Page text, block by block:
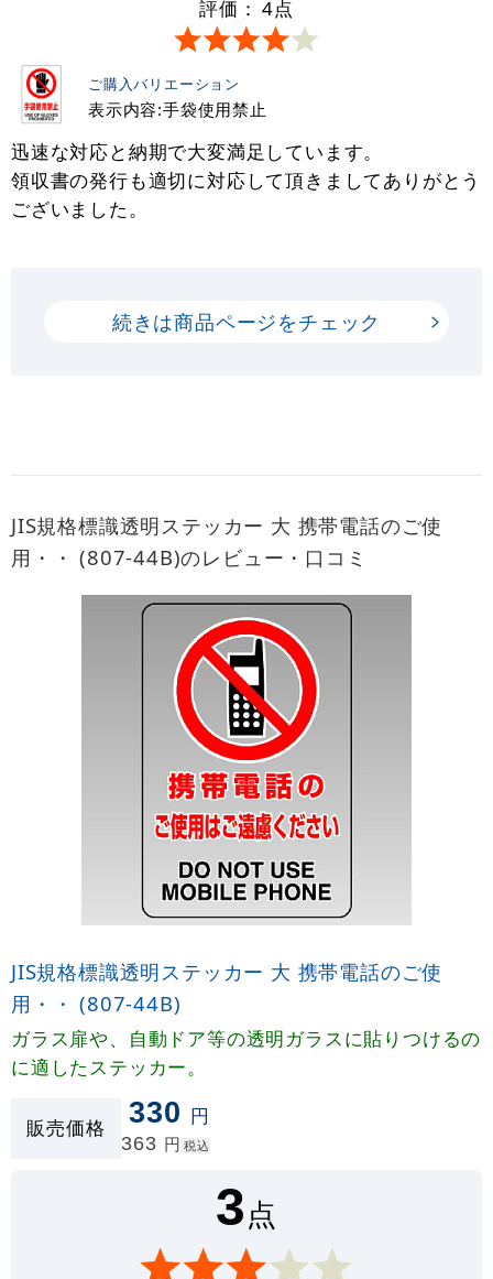
評価： 4点
ご購入バリエーション
表示内容:手袋使用禁止
迅速な対応と納期で大変満足しています。
領収書の発行も適切に対応して頂きましてありがとう
ございました。
続きは商品ページをチェック
JIS規格標識透明ステッカー 大 携帯電話のご使
用・・ (807-44B)のレビュー・口コミ
JIS規格標識透明ステッカー 大 携帯電話のご使
用・・ (807-44B)
ガラス扉や、自動ドア等の透明ガラスに貼りつけるの
に適したステッカー。
販売価格 330 円
363 円 税込
3点